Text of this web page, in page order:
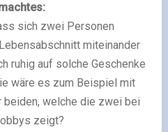
sich zwei Personen
miteinander
ruhig auf solche Geschenke
wäre es zum Beispiel mit
welche die zwei bei
zeigt?